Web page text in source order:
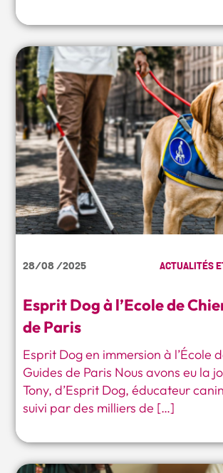
Esprit Dog à l’Ecole de
de Paris
Esprit Dog en immersion à l’École
Guides de Paris Nous avons eu la
Tony, d’Esprit Dog, éducateur
suivi par des milliers de […]
28/08 /2025 ACTUALITÉS